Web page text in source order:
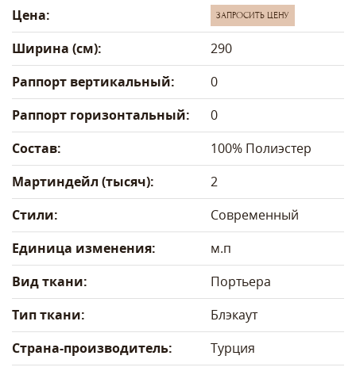
Цена: ЗАПРОСИТЬ ЦЕНУ
Ширина (см):
290
Раппорт вертикальный:
0
Раппорт горизонтальный:
0
Состав:
100% Полиэстер
Мартиндейл (тысяч):
2
Стили:
Современный
Единица изменения:
м.п
Вид ткани:
Портьера
Тип ткани:
Блэкаут
Страна-производитель:
Турция